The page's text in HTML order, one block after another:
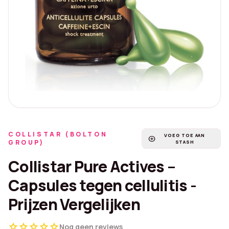
COLLISTAR (BOLTON
GROUP)
add_circle
VOEG TOE AAN
STASH
Collistar Pure Actives –
Capsules tegen cellulitis -
Prijzen Vergelijken
Nog geen reviews